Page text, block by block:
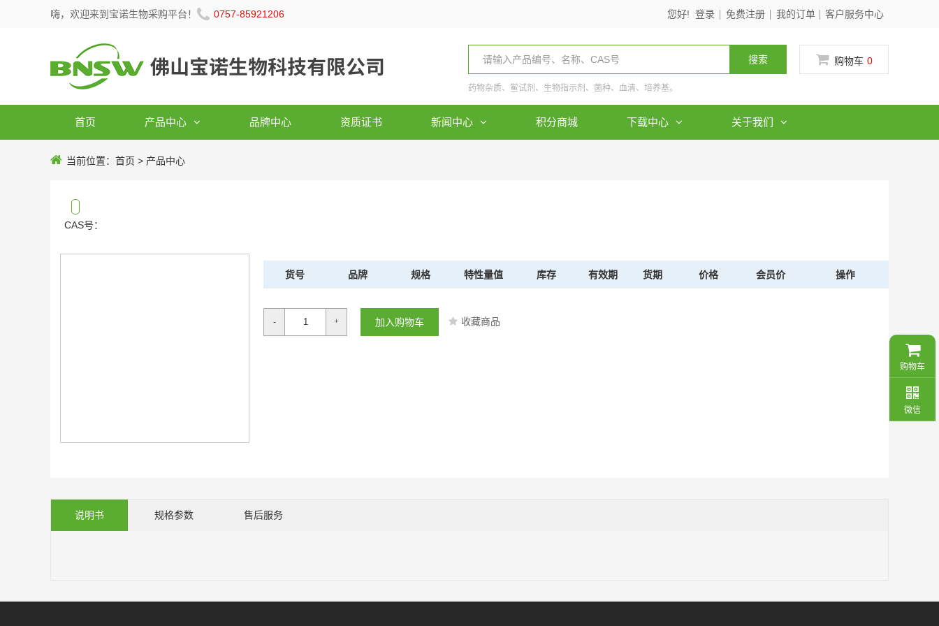
嗨，欢迎来到宝诺生物采购平台！ 0757-85921206 我的订单 客户服务中心
您好! 登录 免费注册
购物车 0
搜索
药物杂质、鲎试剂、生物指示剂、菌种、血清、培养基。
首页 产品中心 品牌中心 资质证书 新闻中心 积分商城 下载中心 关于我们
当前位置： 首页 > 产品中心
CAS号：
货号 品牌 规格 特性量值 库存 有效期 货期 价格 会员价 操作
- + 加入购物车 收藏商品
说明书 规格参数 售后服务
购物车
微信